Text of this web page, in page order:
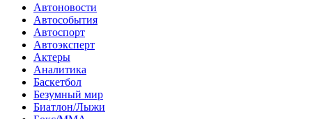
Автоновости
Автособытия
Автоспорт
Автоэксперт
Актеры
Аналитика
Баскетбол
Безумный мир
Биатлон/Лыжи